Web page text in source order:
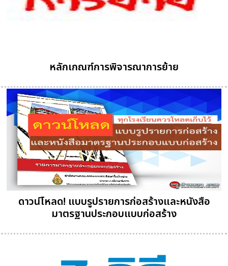
หลักเกณฑ์การพิจารณาการย้าย
ดาวน์โหลด! แบบรูปรายการก่อสร้างและหนังสือ
มาตรฐานประกอบแบบก่อสร้าง